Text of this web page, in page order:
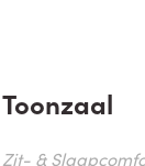
Toonzaal
Zit- &